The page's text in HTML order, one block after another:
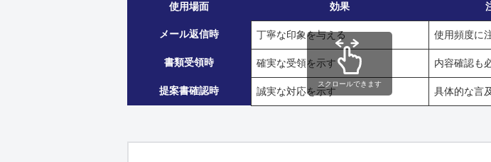
使用場面 効果
メール返信時 丁寧な印象を与える 使用頻度に
書類受領時 確実な受領を示す 内容確認も
提案書確認時 誠実な対応を示す 具体的な言
スクロールできます